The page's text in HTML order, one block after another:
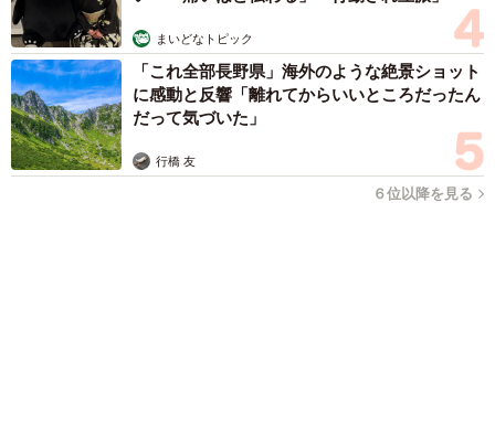
神々しい構図が「宗教画のよう」と話題 「尊
い」「ていうかライオンキング」
梨木 香奈
2026.08.06
髪をバッサリと切った飼い主が帰宅すると→愛
（笑）」「困り顔がかわいい」